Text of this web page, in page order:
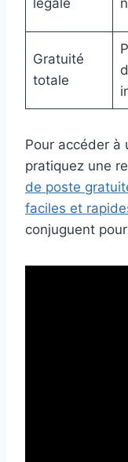
légale
Gratuité
totale
Pour accéder à
pratiquez une
de poste
faciles et
conjuguent